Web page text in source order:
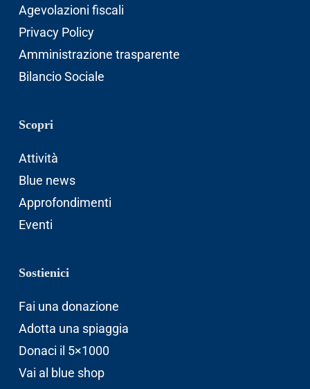
Agevolazioni fiscali
Privacy Policy
Amministrazione trasparente
Bilancio Sociale
Scopri
Attività
Blue news
Approfondimenti
Eventi
Sostienici
Fai una donazione
Adotta una spiaggia
Donaci il 5×1000
Vai al blue shop